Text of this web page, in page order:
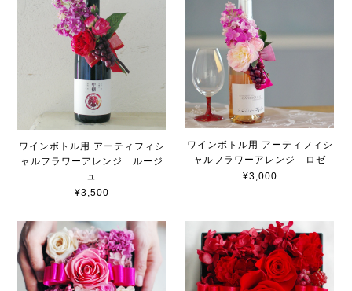
ワインボトル用 アーティフィシ
ャルフラワーアレンジ ルージ
ュ
¥3,500
ワインボトル用 アーティフィシ
ャルフラワーアレンジ ロゼ
¥3,000